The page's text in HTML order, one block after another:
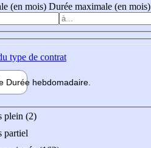
(en mois) Durée maximale (en mois)
type de contrat
Durée hebdomadaire
plein (2)
partiel